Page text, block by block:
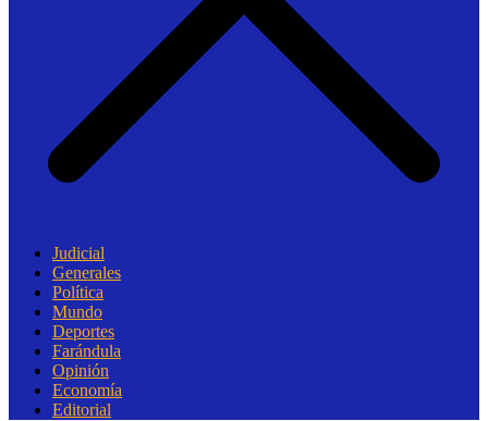
Judicial
Generales
Política
Mundo
Deportes
Farándula
Opinión
Economía
Editorial